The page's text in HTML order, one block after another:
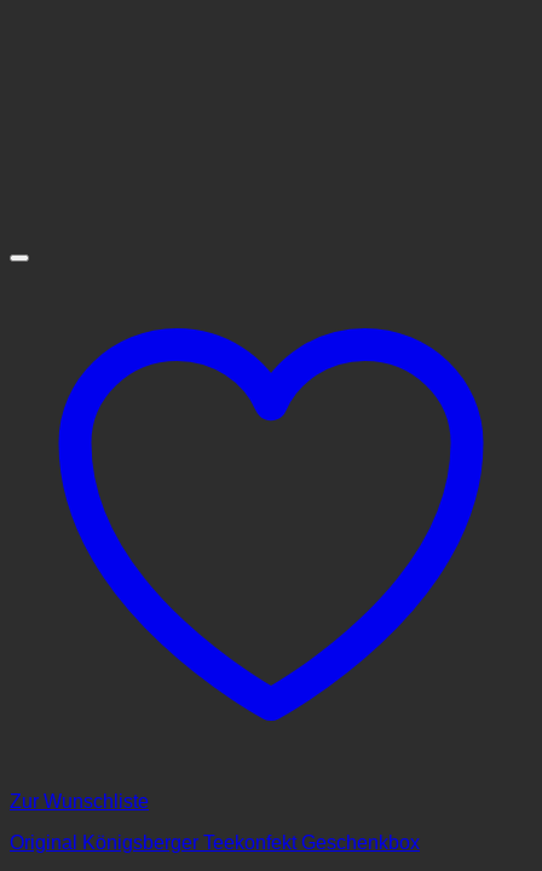
Zur Wunschliste
Original Königsberger Teekonfekt Geschenkbox